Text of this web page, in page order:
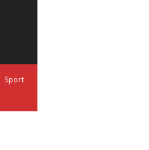
Sport